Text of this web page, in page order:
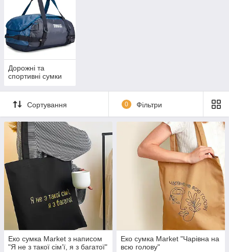
Дорожні та
спортивні сумки
Сортування 0 Фільтри
Еко сумка Market з написом
"Я не з такої сімʼї, я з багатої"
Еко сумка Market "Чарівна на
всю голову"